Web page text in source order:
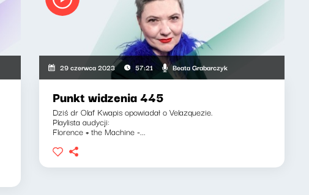
29 czerwca 2023 57:21 Beata Grabarczyk
Punkt widzenia 445
Dziś dr Olaf Kwapis opowiadał o Velazquezie.
Playlista audycji:
Florence + the Machine -...